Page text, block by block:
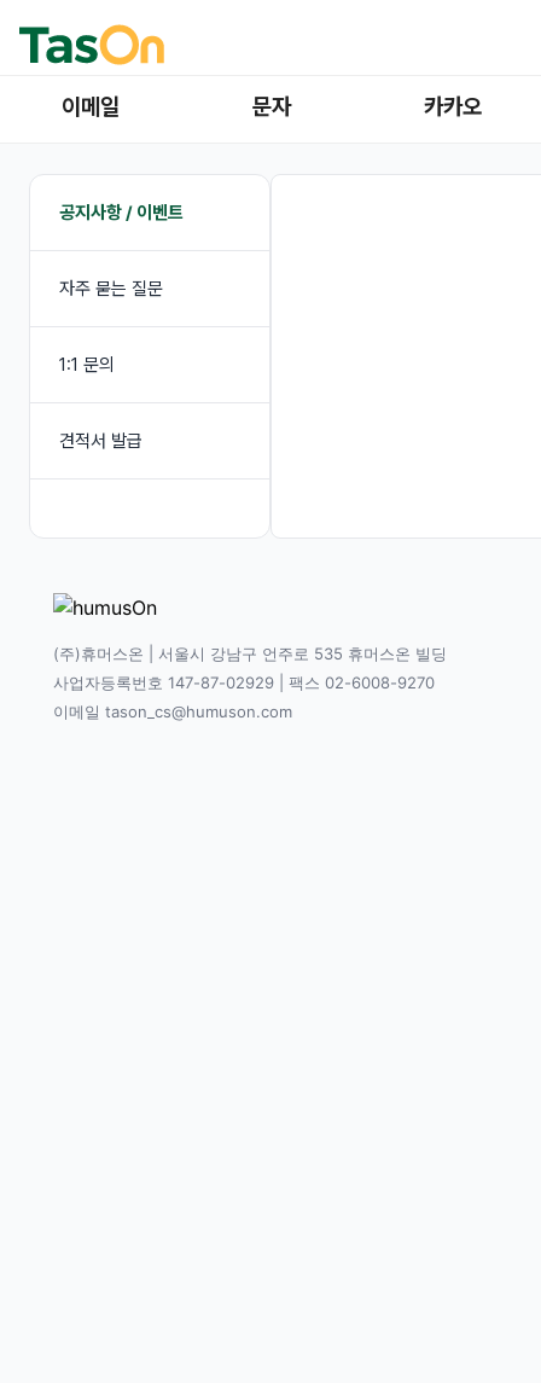
이메일 문자 카카오
공지사항 / 이벤트
자주 묻는 질문
1:1 문의
견적서 발급
(주)휴머스온 | 서울시 강남구 언주로 535 휴머스온 빌딩
사업자등록번호 147-87-02929 | 팩스 02-6008-9270
이메일 tason_cs@humuson.com